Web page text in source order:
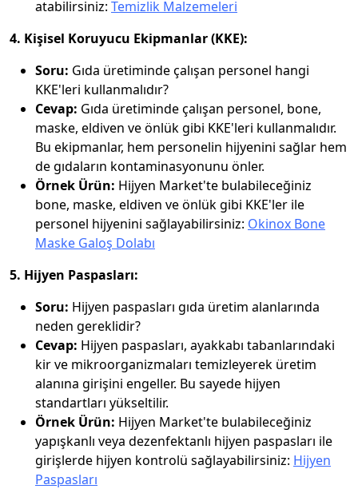
atabilirsiniz: Temizlik Malzemeleri
4. Kişisel Koruyucu Ekipmanlar (KKE):
Soru: Gıda üretiminde çalışan personel hangi
KKE'leri kullanmalıdır?
Cevap: Gıda üretiminde çalışan personel, bone,
maske, eldiven ve önlük gibi KKE'leri kullanmalıdır.
Bu ekipmanlar, hem personelin hijyenini sağlar hem
de gıdaların kontaminasyonunu önler.
Örnek Ürün: Hijyen Market'te bulabileceğiniz
bone, maske, eldiven ve önlük gibi KKE'ler ile
personel hijyenini sağlayabilirsiniz: Okinox Bone
Maske Galoş Dolabı
5. Hijyen Paspasları:
Soru: Hijyen paspasları gıda üretim alanlarında
neden gereklidir?
Cevap: Hijyen paspasları, ayakkabı tabanlarındaki
kir ve mikroorganizmaları temizleyerek üretim
alanına girişini engeller. Bu sayede hijyen
standartları yükseltilir.
Örnek Ürün: Hijyen Market'te bulabileceğiniz
yapışkanlı veya dezenfektanlı hijyen paspasları ile
girişlerde hijyen kontrolü sağlayabilirsiniz: Hijyen
Paspasları